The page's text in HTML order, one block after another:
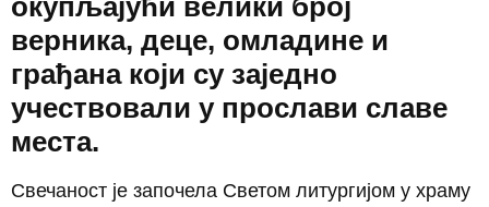
верника, деце, омладине и
грађана који су заједно
учествовали у прослави славе
места.
Свечаност је започела Светом литургијом у храму